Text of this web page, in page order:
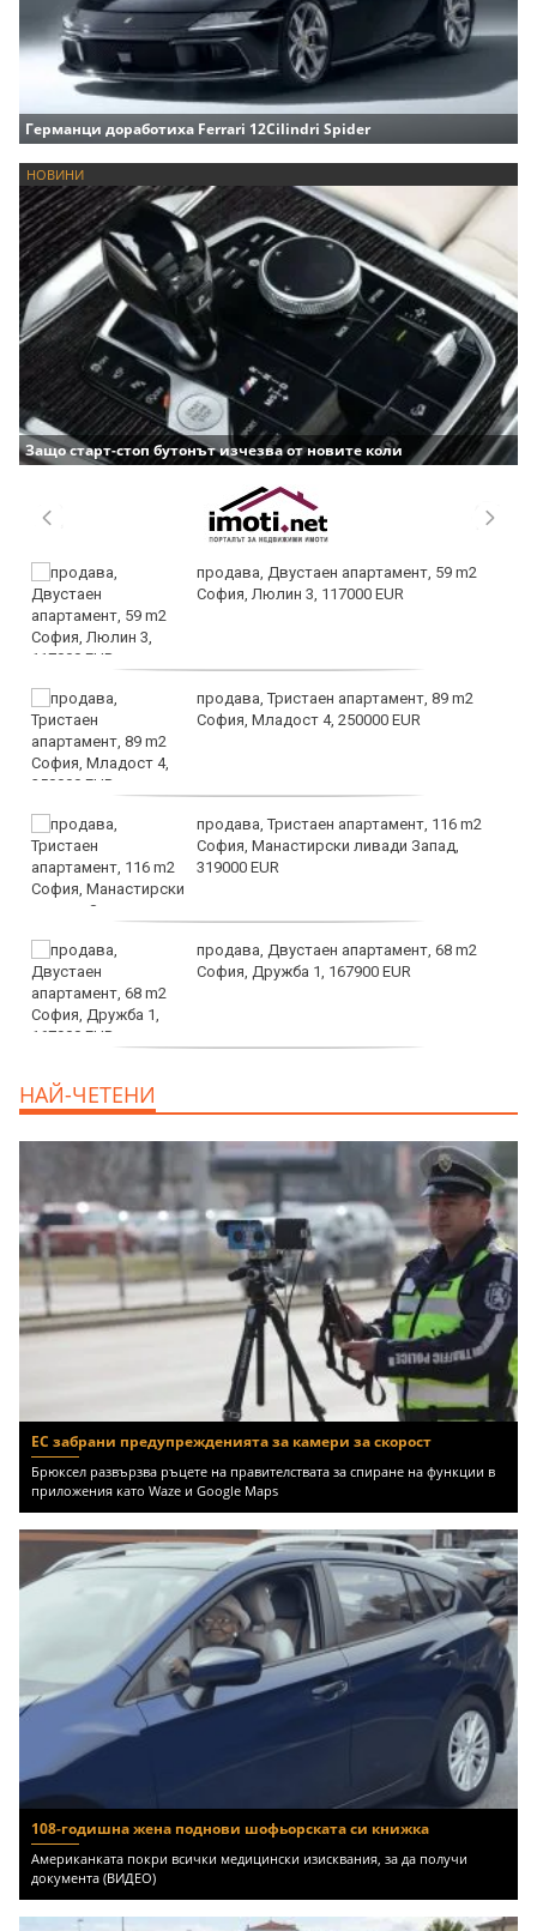
Германци доработиха Ferrari 12Cilindri Spider
НОВИНИ
Защо старт-стоп бутонът изчезва от новите коли
продава, Двустаен апартамент, 59 m2
София, Люлин 3, 117000 EUR
продава, Тристаен апартамент, 89 m2
София, Младост 4, 250000 EUR
продава, Тристаен апартамент, 116 m2
София, Манастирски ливади Запад,
319000 EUR
продава, Двустаен апартамент, 68 m2
София, Дружба 1, 167900 EUR
НАЙ-ЧЕТЕНИ
ЕС забрани предупрежденията за камери за скорост
Брюксел развързва ръцете на правителствата за спиране на функции в
приложения като Waze и Google Maps
108-годишна жена поднови шофьорската си книжка
Американката покри всички медицински изисквания, за да получи
документа (ВИДЕО)